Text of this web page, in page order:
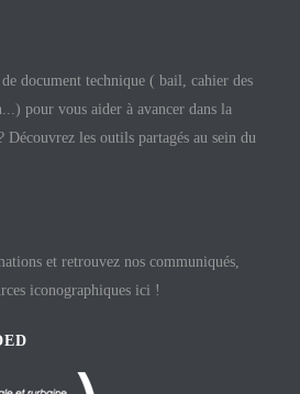
document technique ( bail, cahier des
pour vous aider à avancer dans la
les outils partagés au sein du
et retrouvez nos communiqués,
iconographiques ici !